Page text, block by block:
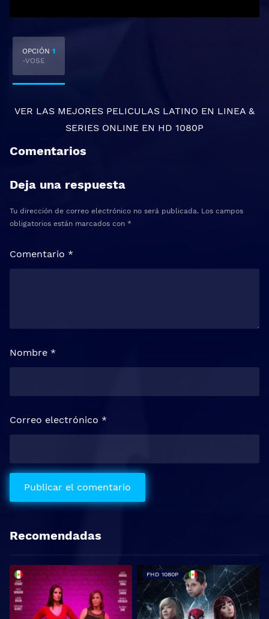
OPCIÓN 1
-VOSE
VER LAS MEJORES PELICULAS LATINO EN LINEA &
SERIES ONLINE EN HD 1080P
Comentarios
Deja una respuesta
Tu dirección de correo electrónico no será publicada. Los campos
obligatorios están marcados con *
Comentario *
Nombre *
Correo electrónico *
Recomendadas
FHD 1080P